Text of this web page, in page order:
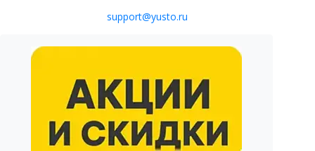
support@yusto.ru